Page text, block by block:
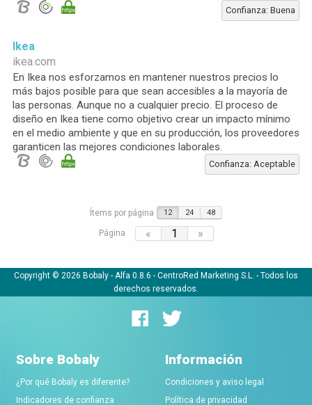
Confianza: Buena
Ikea
ikea.com
En Ikea nos esforzamos en mantener nuestros precios lo
más bajos posible para que sean accesibles a la mayoría de
las personas. Aunque no a cualquier precio. El proceso de
diseño en Ikea tiene como objetivo crear un impacto mínimo
en el medio ambiente y que en su producción, los proveedores
garanticen las mejores condiciones laborales.
Confianza: Aceptable
Ítems por página 12 24 48
Página « 1 »
Copyright © 2026 Bobaly - Alfa 0.8.6 - CentroRed Marketing S.L. - Todos los
derechos reservados.
Sobre Bobaly
¿Por qué Bobaly es diferente?
Indicadores de confianza
Información
Condiciones y aviso legal
Política de privacidad